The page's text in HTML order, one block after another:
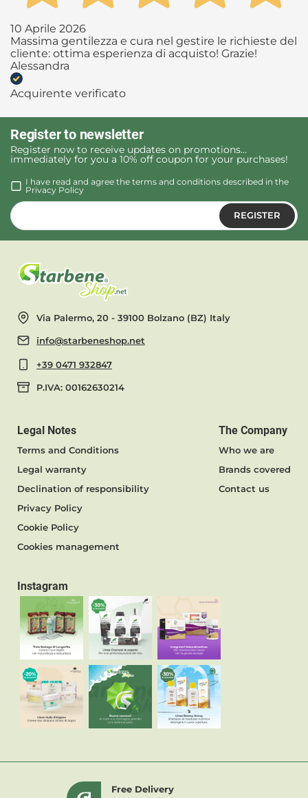
10 Aprile 2026
Massima gentilezza e cura nel gestire le richieste del
cliente: ottima esperienza di acquisto! Grazie!
Alessandra
Acquirente verificato
Register to newsletter
Register now to receive updates on promotions...
immediately for you a 10% off coupon for your purchases!
I have read and agree the terms and conditions described in the
Privacy Policy
REGISTER
Via Palermo, 20 - 39100 Bolzano (BZ) Italy
info@starbeneshop.net
+39 0471 932847
P.IVA: 00162630214
Legal Notes
Terms and Conditions
Legal warranty
Declination of responsibility
Privacy Policy
Cookie Policy
Cookies management
The Company
Who we are
Brands covered
Contact us
Instagram
Free Delivery